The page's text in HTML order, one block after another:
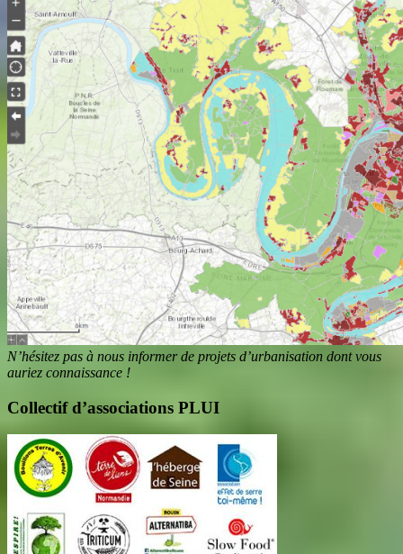
N’hésitez pas à nous informer de projets d’urbanisation dont vous
auriez connaissance !
Collectif d’associations PLUI